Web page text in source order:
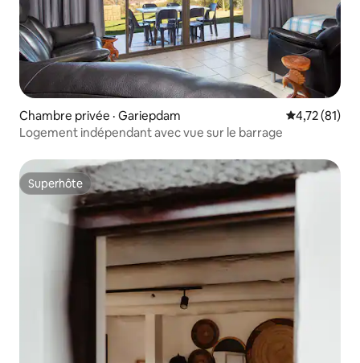
Chambre privée · Gariepdam Note
4,72 (81)
Logement indépendant avec vue sur le barrage
Superhôte
Superhôte